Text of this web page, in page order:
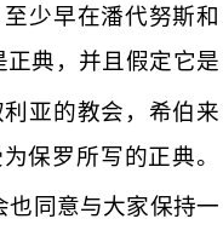
少早在潘代努斯和
典，并且假定它是
亚的教会，希伯来
保罗所写的正典。
也同意与大家保持一